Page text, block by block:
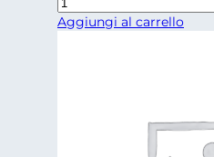
a
flusso
Aggiungi al carrello